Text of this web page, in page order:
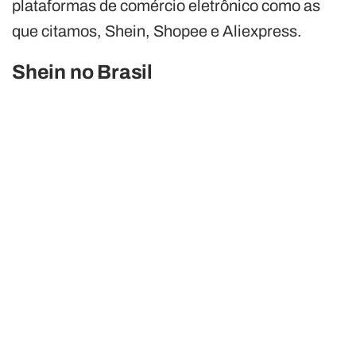
plataformas de comércio eletrônico como as
que citamos, Shein, Shopee e Aliexpress.
Shein no Brasil